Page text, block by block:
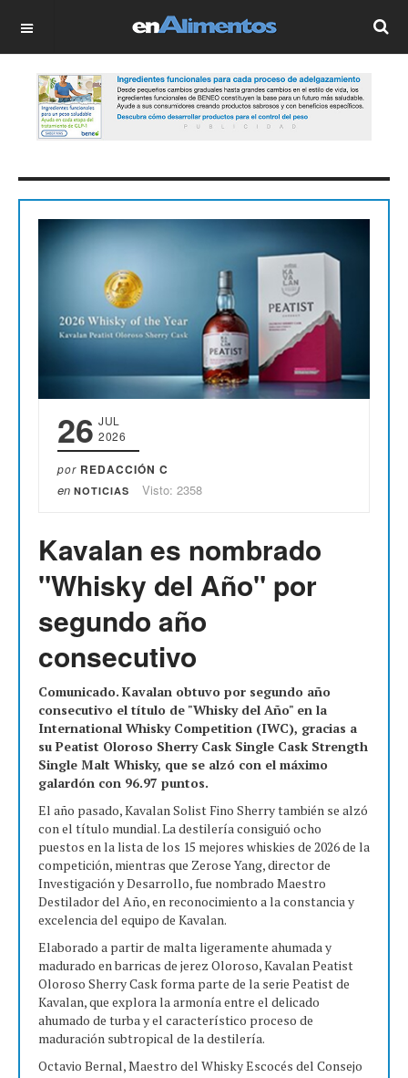
OFF CANVAS
26 JUL
2026
por REDACCIÓN C
en NOTICIAS Visto: 2358
Kavalan es nombrado
"Whisky del Año" por
segundo año
consecutivo
Comunicado. Kavalan obtuvo por segundo año
consecutivo el título de "Whisky del Año" en la
International Whisky Competition (IWC), gracias a
su Peatist Oloroso Sherry Cask Single Cask Strength
Single Malt Whisky, que se alzó con el máximo
galardón con 96.97 puntos.
El año pasado, Kavalan Solist Fino Sherry también se alzó
con el título mundial. La destilería consiguió ocho
puestos en la lista de los 15 mejores whiskies de 2026 de la
competición, mientras que Zerose Yang, director de
Investigación y Desarrollo, fue nombrado Maestro
Destilador del Año, en reconocimiento a la constancia y
excelencia del equipo de Kavalan.
Elaborado a partir de malta ligeramente ahumada y
madurado en barricas de jerez Oloroso, Kavalan Peatist
Oloroso Sherry Cask forma parte de la serie Peatist de
Kavalan, que explora la armonía entre el delicado
ahumado de turba y el característico proceso de
maduración subtropical de la destilería.
Octavio Bernal, Maestro del Whisky Escocés del Consejo